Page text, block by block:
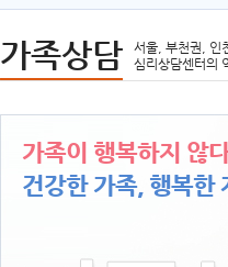
가족상담
서울, 부천권, 인
심리상담센터의
가족이 행복하지 않
건강한 가족, 행복한